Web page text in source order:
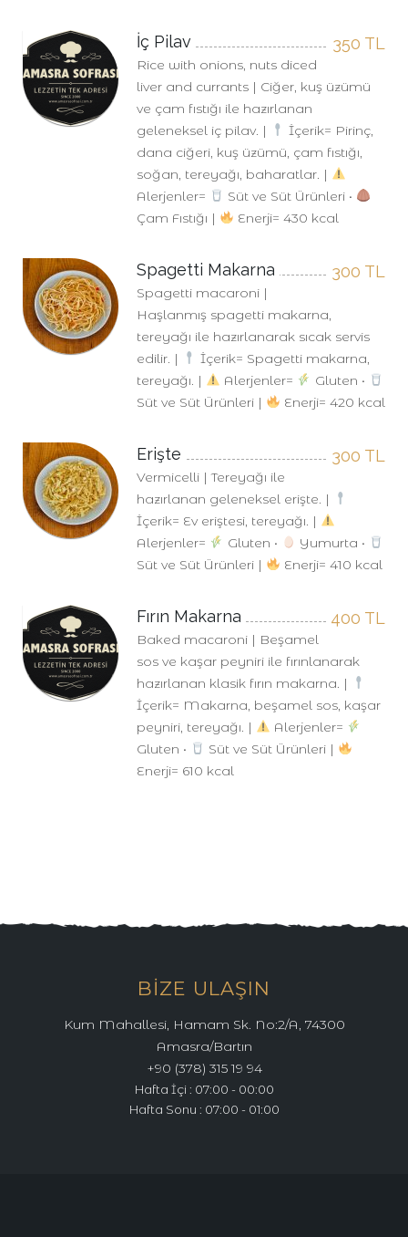
350 TL
İç Pilav
Rice with onions, nuts diced
liver and currants | Ciğer, kuş üzümü
ve çam fıstığı ile hazırlanan
geleneksel iç pilav. |
İçerik= Pirinç,
dana ciğeri, kuş üzümü, çam fıstığı,
soğan, tereyağı, baharatlar. |
Alerjenler=
Süt ve Süt Ürünleri •
Çam Fıstığı |
Enerji= 430 kcal
300 TL
Spagetti Makarna
Spagetti macaroni |
Haşlanmış spagetti makarna,
tereyağı ile hazırlanarak sıcak servis
edilir. |
İçerik= Spagetti makarna,
tereyağı. |
Alerjenler=
Gluten •
Süt ve Süt Ürünleri |
Enerji= 420 kcal
300 TL
Erişte
Vermicelli | Tereyağı ile
hazırlanan geleneksel erişte. |
İçerik= Ev eriştesi, tereyağı. |
Alerjenler=
Gluten •
Yumurta •
Süt ve Süt Ürünleri |
Enerji= 410 kcal
400 TL
Fırın Makarna
Baked macaroni | Beşamel
sos ve kaşar peyniri ile fırınlanarak
hazırlanan klasik fırın makarna. |
İçerik= Makarna, beşamel sos, kaşar
peyniri, tereyağı. |
Alerjenler=
Gluten •
Süt ve Süt Ürünleri |
Enerji= 610 kcal
BIZE ULAŞIN
Kum Mahallesi, Hamam Sk. No:2/A, 74300
Amasra/Bartın
+90 (378) 315 19 94
Hafta İçi : 07:00 - 00:00
Hafta Sonu : 07:00 - 01:00